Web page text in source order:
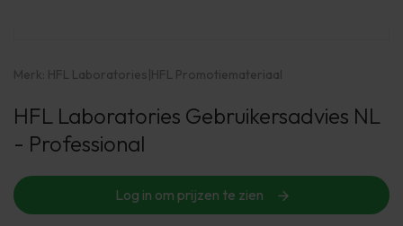
Merk: HFL Laboratories|HFL Promotiemateriaal
HFL Laboratories Gebruikersadvies NL
- Professional
Log in om prijzen te zien